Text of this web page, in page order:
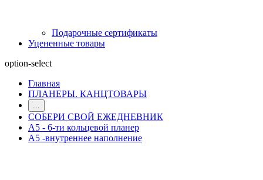
Подарочные сертификаты
Уцененные товары
option-select
Главная
ПЛАНЕРЫ. КАНЦТОВАРЫ
СОБЕРИ СВОЙ ЕЖЕДНЕВНИК
А5 - 6-ти кольцевой планер
А5 -внутреннее наполнение